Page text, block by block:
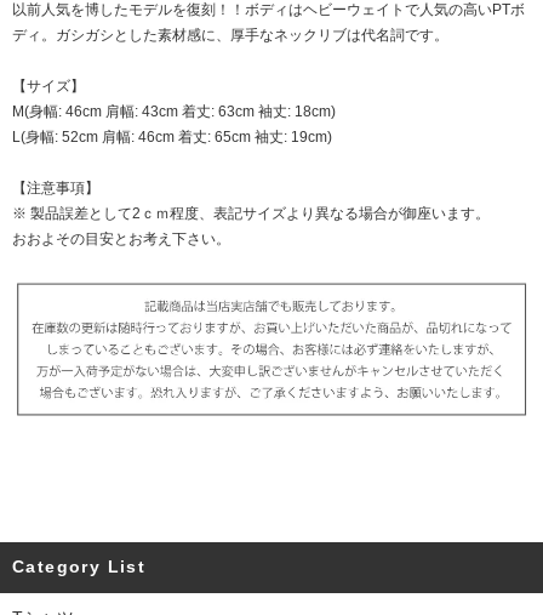
以前人気を博したモデルを復刻！！ボディはヘビーウェイトで人気の高いPTボ
ディ。ガシガシとした素材感に、厚手なネックリブは代名詞です。
【サイズ】
M(身幅: 46cm 肩幅: 43cm 着丈: 63cm 袖丈: 18cm)
L(身幅: 52cm 肩幅: 46cm 着丈: 65cm 袖丈: 19cm)
【注意事項】
※ 製品誤差として2ｃｍ程度、表記サイズより異なる場合が御座います。
おおよその目安とお考え下さい。
Category List